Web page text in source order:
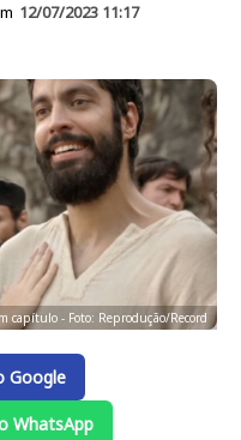
12/07/2023 11:17
capítulo - Foto: Reprodução/Record
Google
WhatsApp